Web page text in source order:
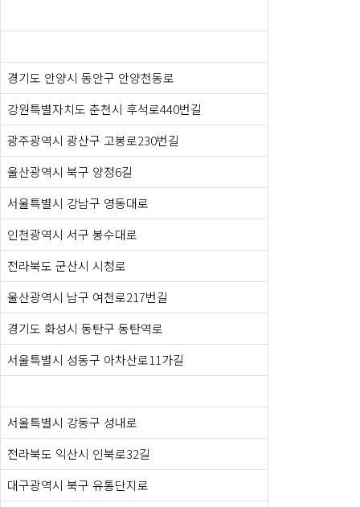
경기도 안양시 동안구 안양천동로
강원특별자치도 춘천시 후석로440번길
광주광역시 광산구 고봉로230번길
울산광역시 북구 양정6길
서울특별시 강남구 영동대로
인천광역시 서구 봉수대로
전라북도 군산시 시청로
울산광역시 남구 여천로217번길
경기도 화성시 동탄구 동탄역로
서울특별시 성동구 아차산로11가길
서울특별시 강동구 성내로
전라북도 익산시 인북로32길
대구광역시 북구 유통단지로